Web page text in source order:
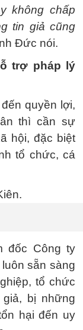
không chấp
tin giả cũng
Đức nói.
trợ pháp lý
quyền lợi,
thì cần sự
hội, đặc biệt
tổ chức, cá
đốc Công ty
sẵn sàng
tổ chức
bị những
hại đến uy